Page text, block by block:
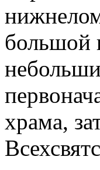
большой
храма,